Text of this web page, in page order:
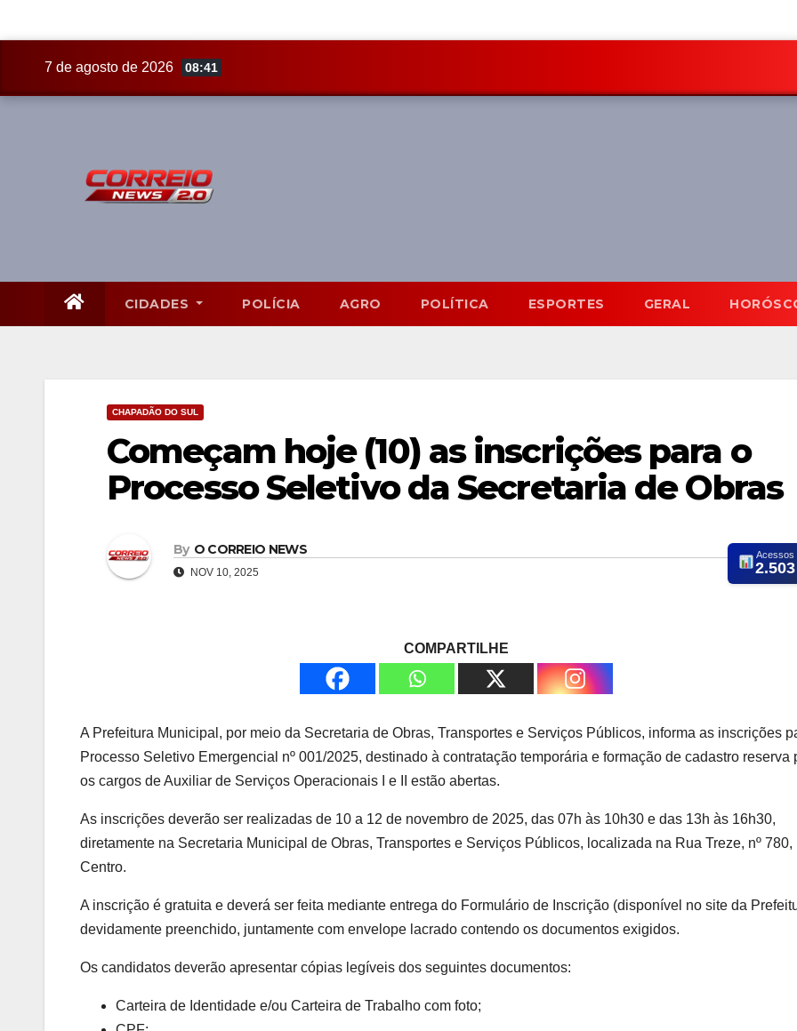
7 de agosto de 2026 08:41
CIDADES POLÍCIA AGRO POLÍTICA ESPORTES GERAL
CHAPADÃO DO SUL
Começam hoje (10) as inscrições para o
Processo Seletivo da Secretaria de Obras
By O CORREIO NEWS
NOV 10, 2025
Acessos
2.503
COMPARTILHE
A Prefeitura Municipal, por meio da Secretaria de Obras, Transportes e Serviços Públicos, informa as inscrições
Processo Seletivo Emergencial nº 001/2025, destinado à contratação temporária e formação de cadastro reserva
os cargos de Auxiliar de Serviços Operacionais I e II estão abertas.
As inscrições deverão ser realizadas de 10 a 12 de novembro de 2025, das 07h às 10h30 e das 13h às 16h30,
diretamente na Secretaria Municipal de Obras, Transportes e Serviços Públicos, localizada na Rua Treze, nº 780,
Centro.
A inscrição é gratuita e deverá ser feita mediante entrega do Formulário de Inscrição (disponível no site da
devidamente preenchido, juntamente com envelope lacrado contendo os documentos exigidos.
Os candidatos deverão apresentar cópias legíveis dos seguintes documentos:
Carteira de Identidade e/ou Carteira de Trabalho com foto;